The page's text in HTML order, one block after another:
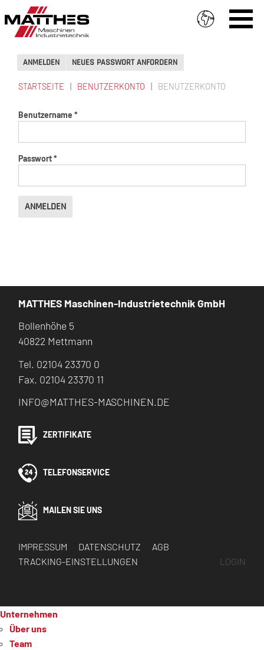
Direkt zum Inhalt
PRIMÄRE REITER
ANMELDEN (AKTIVER
REITER)
NEUES PASSWORT ANFORDERN
STARTSEITE BENUTZERKONTO BENUTZERKONTO
Benutzername *
Passwort*
ANMELDEN
MATTHES Maschinen-Industrietechnik GmbH
Bollenhöhe 5
40822 Mettmann
Tel. 02104 23370 0
Fax. 02104 23370 11
INFO@MATTHES-MASCHINEN.DE
ZERTIFIKATE
TELEFONSERVICE
MAILEN SIE UNS
IMPRESSUM DATENSCHUTZ
AGB
TRACKING-EINSTELLUNGEN
LOGIN
Unternehmen
Über uns
Team